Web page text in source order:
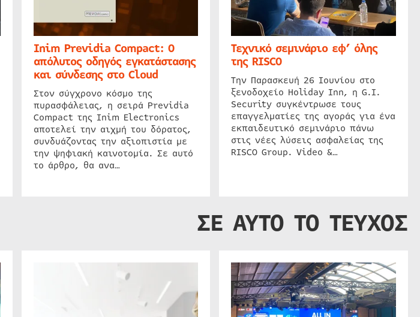
Inim Previdia Compact: Ο
απόλυτος οδηγός εγκατάστασης
και σύνδεσης στο Cloud
Στον σύγχρονο κόσμο της
πυρασφάλειας, η σειρά Previdia
Compact της Inim Electronics
αποτελεί την αιχμή του δόρατος,
συνδυάζοντας την αξιοπιστία με
την ψηφιακή καινοτομία. Σε αυτό
το άρθρο, θα ανα…
Τεχνικό σεμινάριο εφ’ όλης
της RISCO
Την Παρασκευή 26 Ιουνίου στο
ξενοδοχείο Holiday Inn, η G.I.
Security συγκέντρωσε τους
επαγγελματίες της αγοράς για ένα
εκπαιδευτικό σεμινάριο πάνω
στις νέες λύσεις ασφαλείας της
RISCO Group. Video &…
ΣΕ ΑΥΤΟ ΤΟ ΤΕΥΧΟΣ